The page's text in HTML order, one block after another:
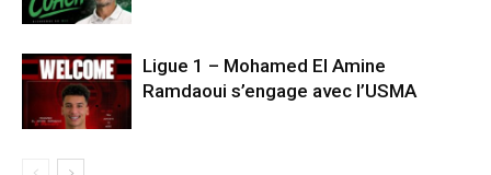
Ligue 1 – Mohamed El Amine
Ramdaoui s’engage avec l’USMA